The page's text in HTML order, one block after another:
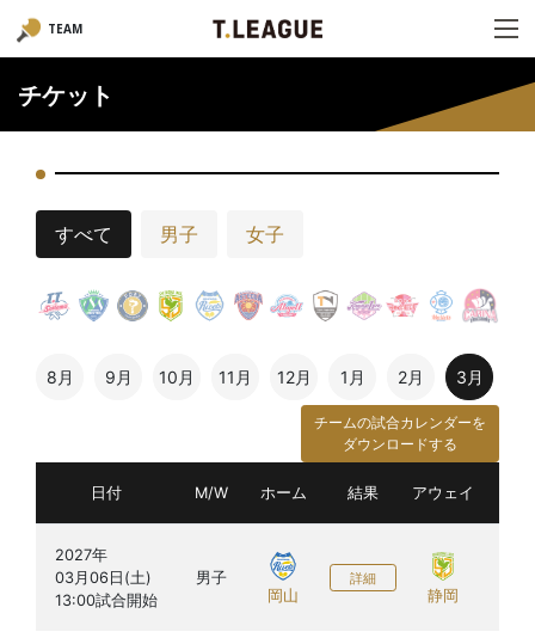
TEAM
チケット
すべて 男子 女子
8月 9月 10月 11月 12月 1月 2月 3月
チームの試合カレンダーを
ダウンロードする
日付 M/W ホーム 結果 アウェイ
2027年
03月06日(土)
男子
岡山
詳細
静岡